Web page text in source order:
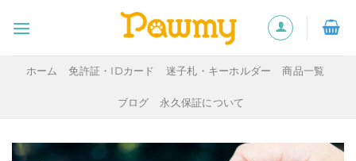
ホーム 免許証・IDカード 迷子札・キーホルダー 商品一覧
ブログ 永久保証について